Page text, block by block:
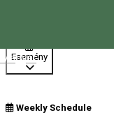
Magyar
Esemény
Weekly Schedule